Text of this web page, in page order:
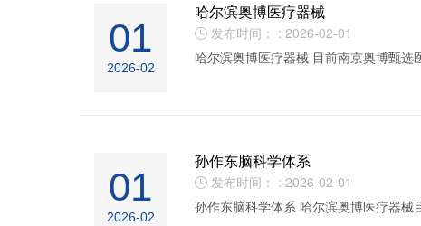
01
2026-02
哈尔滨奥博医疗器械
发布时间： : 2026-02-01
哈尔滨奥博医疗器械 目前南京奥博甄选
01
2026-02
孙作东脑科学体系
发布时间： : 2026-02-01
孙作东脑科学体系 哈尔滨奥博医疗器械